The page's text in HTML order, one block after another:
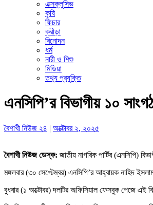
এক্সক্লুসিভ
কৃষি
ফিচার
ক্রীড়া
বিনোদন
ধর্ম
নারী ও শিশু
মিডিয়া
তথ্য প্রযুক্তি
এনসিপি’র বিভাগীয় ১০
বৈশাখী নিউজ ২৪ | অক্টোবর ২, ২০২৫
বৈশাখী নিউজ ডেস্ক: জাতীয় নাগরিক পার্টির (এনসিপি)
মঙ্গলবার (৩০ সেপ্টেম্বর) এনসিপি’র আহ্বায়ক নাহিদ
বুধবার (১ অক্টোবর) দলটির অফিসিয়াল ফেসবুক পেজে এই